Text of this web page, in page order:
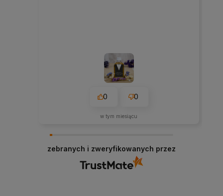
0 0
w tym miesiącu
zebranych i zweryfikowanych przez